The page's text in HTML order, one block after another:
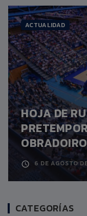
ACTUALIDAD
HOJA DE
OBRADOIRO
6 DE AGOSTO
CATEGORÍAS